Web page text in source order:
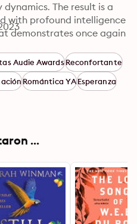
The result is a
with profound intelligence
demonstrates once again
and acclaimed
Audie AwardsReconfortante
Romántica YAEsperanza
...